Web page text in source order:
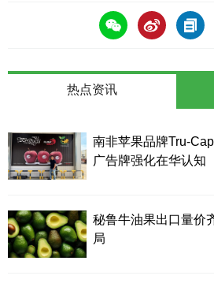
热点资讯
南非苹果品牌Tru-
广告牌强化在华认知
秘鲁牛油果出口量价
局